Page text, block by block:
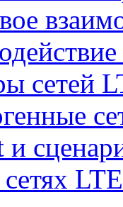
сетей
и
LTE